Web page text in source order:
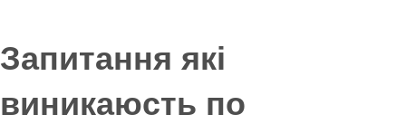
Запитання які
виникаюсть по